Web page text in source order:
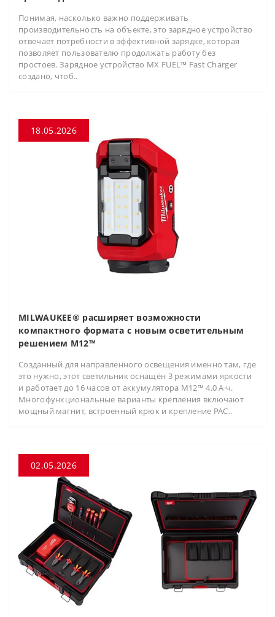
Понимая, насколько важно поддерживать
производительность на объекте, это зарядное устройство
отвечает потребности в эффективной зарядке, которая
позволяет пользователю продолжать работу без
простоев. Зарядное устройство MX FUEL™ Fast Charger
создано, чтоб..
18.05.2026
MILWAUKEE® расширяет возможности
компактного формата с новым осветительным
решением M12™
Созданный для направленного освещения именно там, где
это нужно, этот светильник оснащён 3 режимами яркости
и работает до 16 часов от аккумулятора M12™ 4.0 А·ч.
Многофункциональные варианты крепления включают
мощный магнит, встроенный крюк и крепление PAC..
02.05.2026